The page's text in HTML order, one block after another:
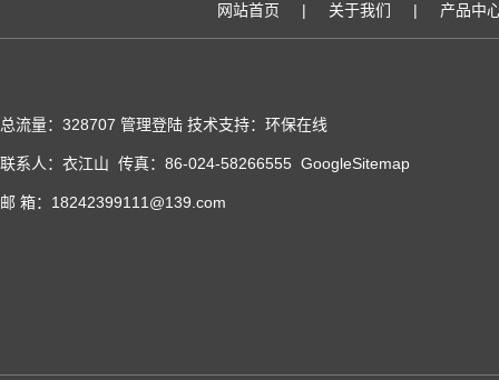
网站首页 | 关于我们 | 产品中
总流量：328707 管理登陆 技术支持： 环保在线
联系人：衣江山 传真：86-024-58266555 GoogleSitemap
邮 箱：18242399111@139.com